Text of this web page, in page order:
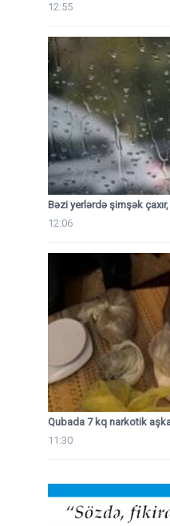
12:55
Bəzi yerlərdə şimşək çaxır,
12:06
Qubada 7 kq narkotik
11:30